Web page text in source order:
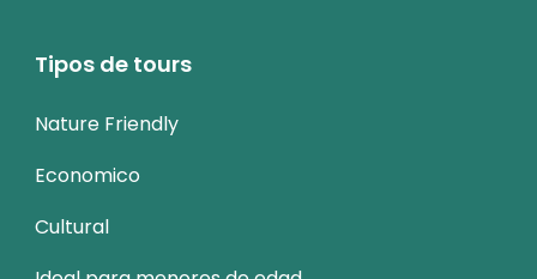
Tipos de tours
Nature Friendly
Economico
Cultural